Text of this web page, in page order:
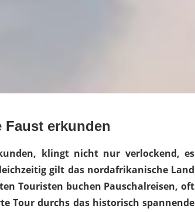
Faust erkunden
klingt nicht nur verlockend, es
gilt das nordafrikanische Land
Touristen buchen Pauschalreisen, oft
Tour durchs das historisch spannende